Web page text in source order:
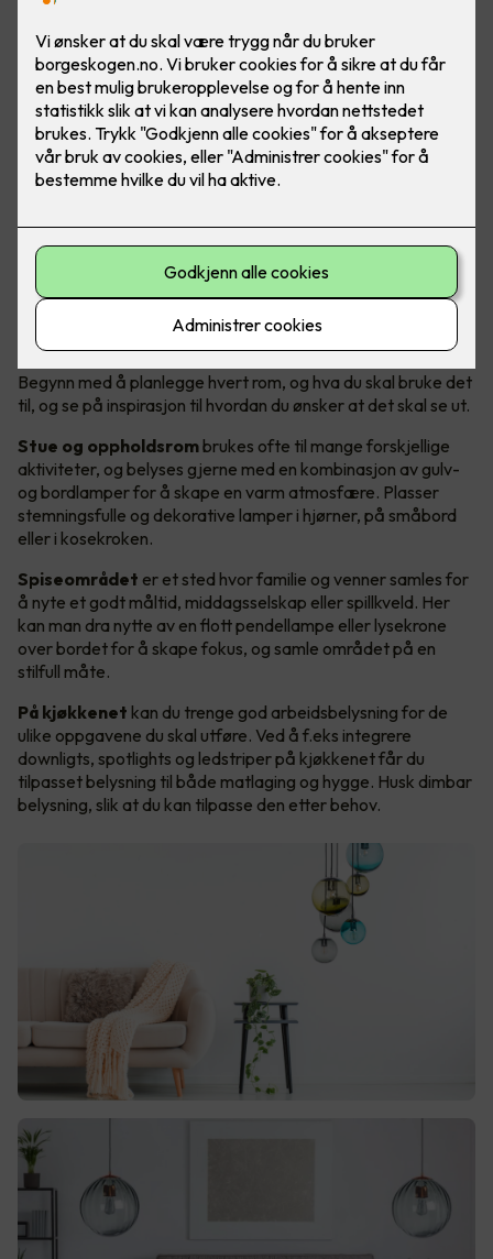
Moderne belysning setter tonen og stemningen i et hjem.
Våre elektrikere hjelper deg med å fornye belysningen!
Bilde: Nordesign, Form Eiendom.
Rom for rom - skreddersydd belysning
Begynn med å planlegge hvert rom, og hva du skal bruke det
til, og se på inspirasjon til hvordan du ønsker at det skal se ut.
Stue og oppholdsrombrukes ofte til mange forskjellige
aktiviteter, og belyses gjerne med en kombinasjon av gulv-
og bordlamper for å skape en varm atmosfære. Plasser
stemningsfulle og dekorative lamper i hjørner, på småbord
eller i kosekroken.
Spiseområdet er et sted hvor familie og venner samles for
å nyte et godt måltid, middagsselskap eller spillkveld. Her
kan man dra nytte av en flott pendellampe eller lysekrone
over bordet for å skape fokus, og samle området på en
stilfull måte.
På kjøkkenet kan du trenge god arbeidsbelysning for de
ulike oppgavene du skal utføre. Ved å f.eks integrere
downligts, spotlights og ledstriper på kjøkkenet får du
tilpasset belysning til både matlaging og hygge. Husk dimbar
belysning, slik at du kan tilpasse den etter behov.